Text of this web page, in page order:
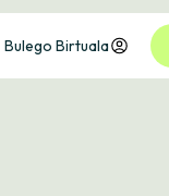
Bulego Birtuala